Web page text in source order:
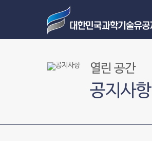
열린 공간
공지사항